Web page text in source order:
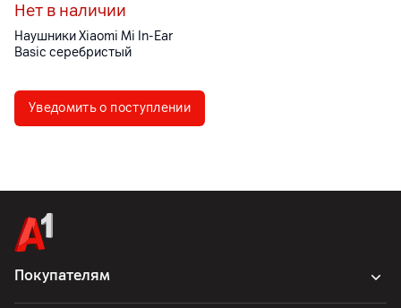
Нет в наличии
Наушники Xiaomi Mi In-Ear
Basic серебристый
Уведомить о поступлении
Покупателям